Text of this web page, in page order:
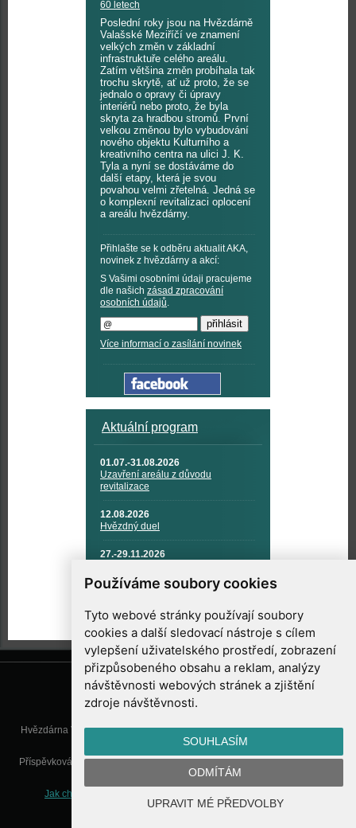
Používáme soubory cookies
Tyto webové stránky používají soubory
cookies a další sledovací nástroje s cílem
vylepšení uživatelského prostředí, zobrazení
přizpůsobeného obsahu a reklam, analýzy
návštěvnosti webových stránek a zjištění
zdroje návštěvnosti.
SOUHLASÍM
ODMÍTÁM
UPRAVIT MÉ PŘEDVOLBY
60 letech
Poslední roky jsou na Hvězdárně
Valašské Meziříčí ve znamení
velkých změn v základní
infrastruktuře celého areálu.
Zatím většina změn probíhala tak
trochu skrytě, ať už proto, že se
jednalo o opravy či úpravy
interiérů nebo proto, že byla
skryta za hradbou stromů. První
velkou změnou bylo vybudování
nového objektu Kulturního a
kreativního centra na ulici J. K.
Tyla a nyní se dostáváme do
další etapy, která je svou
povahou velmi zřetelná. Jedná se
o komplexní revitalizaci oplocení
a areálu hvězdárny.
Přihlašte se k odběru aktualit AKA,
novinek z hvězdárny a akcí:
S Vašimi osobními údaji pracujeme
dle našich zásad zpracování
osobních údajů.
Více informací o zasílání novinek
Aktuální program
01.07.-31.08.2026
Uzavření areálu z důvodu
revitalizace
12.08.2026
Hvězdný duel
27.-29.11.2026
TECHNIKA A KOSMICKÉ
TECHNOLOGIE
Hvězdárna Valašské Meziříčí, příspěvková organizace, Vsetínská 78, 757
01 Valašské Meziříčí
Příspěvková organizace Zlínského kraje. Telefon:571 611 928, Mobil:777
info@astrovm.cz
Jak chráníme Vaše osobní údaje
WebConsult.cz